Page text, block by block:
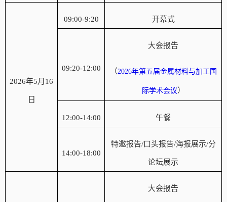
2026年5月16
日
09:00-9:20 开幕式
09:20-12:00
大会报告
（2026年第五届金属材料与加工国
际学术会议）
12:00-14:00 午餐
14:00-18:00
特邀报告/口头报告/海报展示/分
论坛展示
大会报告